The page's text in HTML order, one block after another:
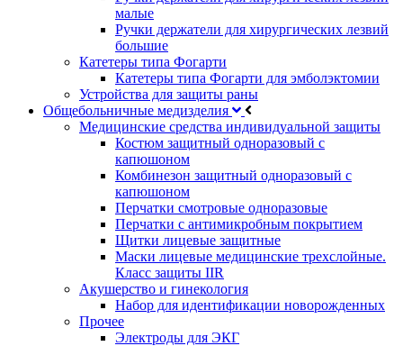
малые
Ручки держатели для хирургических лезвий
большие
Катетеры типа Фогарти
Катетеры типа Фогарти для эмболэктомии
Устройства для защиты раны
Общебольничные медизделия
Медицинские средства индивидуальной защиты
Костюм защитный одноразовый с
капюшоном
Комбинезон защитный одноразовый с
капюшоном
Перчатки смотровые одноразовые
Перчатки с антимикробным покрытием
Щитки лицевые защитные
Маски лицевые медицинские трехслойные.
Класс защиты IIR
Акушерство и гинекология
Набор для идентификации новорожденных
Прочее
Электроды для ЭКГ